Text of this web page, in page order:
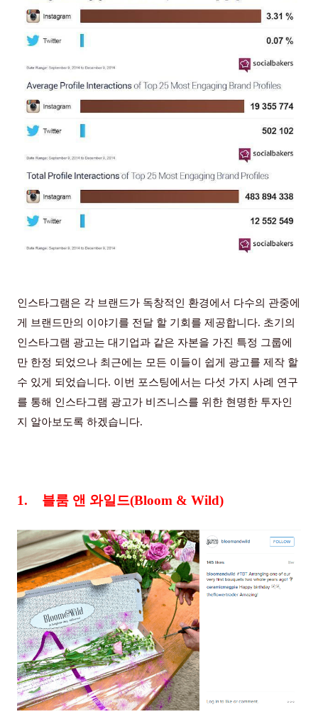
인스타그램은 각 브랜드가 독창적인 환경에서 다수의 관중에
게 브랜드만의 이야기를 전달 할 기회를 제공합니다. 초기의
인스타그램 광고는 대기업과 같은 자본을 가진 특정 그룹에
만 한정 되었으나 최근에는 모든 이들이 쉽게 광고를 제작 할
수 있게 되었습니다. 이번 포스팅에서는 다섯 가지 사례 연구
를 통해 인스타그램 광고가 비즈니스를 위한 현명한 투자인
지 알아보도록 하겠습니다.
1. 블룸 앤 와일드(Bloom & Wild)